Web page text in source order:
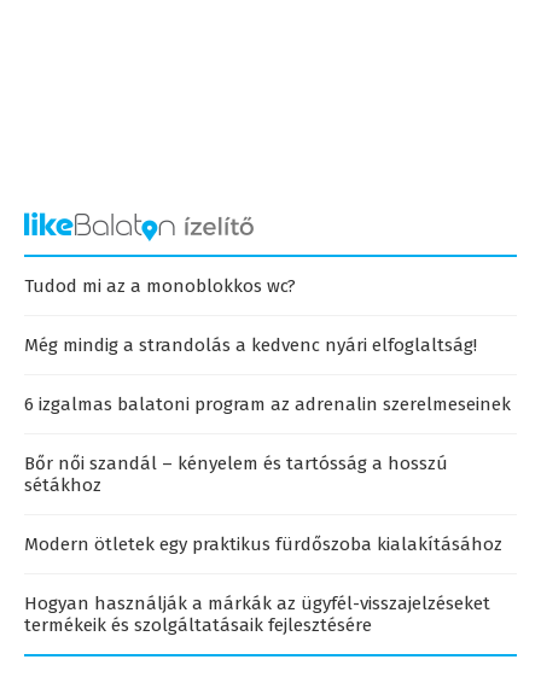
Tudod mi az a monoblokkos wc?
Még mindig a strandolás a kedvenc nyári elfoglaltság!
6 izgalmas balatoni program az adrenalin szerelmeseinek
Bőr női szandál – kényelem és tartósság a hosszú
sétákhoz
Modern ötletek egy praktikus fürdőszoba kialakításához
Hogyan használják a márkák az ügyfél-visszajelzéseket
termékeik és szolgáltatásaik fejlesztésére